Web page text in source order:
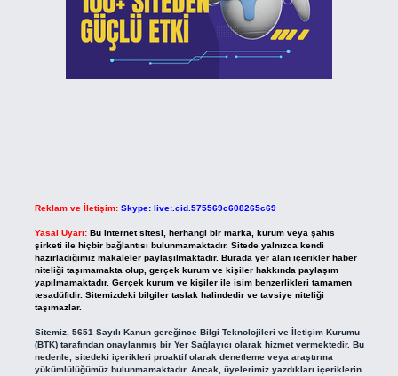
Reklam ve İletişim: Skype: live:.cid.575569c608265c69
Yasal Uyarı: Bu internet sitesi, herhangi bir marka, kurum veya şahıs
şirketi ile hiçbir bağlantısı bulunmamaktadır. Sitede yalnızca kendi
hazırladığımız makaleler paylaşılmaktadır. Burada yer alan içerikler haber
niteliği taşımamakta olup, gerçek kurum ve kişiler hakkında paylaşım
yapılmamaktadır. Gerçek kurum ve kişiler ile isim benzerlikleri tamamen
tesadüfidir. Sitemizdeki bilgiler taslak halindedir ve tavsiye niteliği
taşımazlar.
Sitemiz, 5651 Sayılı Kanun gereğince Bilgi Teknolojileri ve İletişim Kurumu
(BTK) tarafından onaylanmış bir Yer Sağlayıcı olarak hizmet vermektedir. Bu
nedenle, sitedeki içerikleri proaktif olarak denetleme veya araştırma
yükümlülüğümüz bulunmamaktadır. Ancak, üyelerimiz yazdıkları içeriklerin